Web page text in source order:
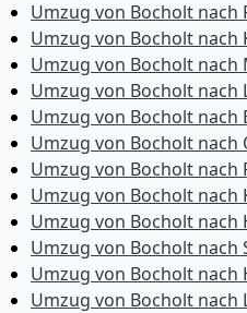
Umzug von Bocholt nach
Umzug von Bocholt nach
Umzug von Bocholt nach
Umzug von Bocholt nach
Umzug von Bocholt nach
Umzug von Bocholt nach
Umzug von Bocholt nach
Umzug von Bocholt nach
Umzug von Bocholt nach
Umzug von Bocholt nach
Umzug von Bocholt nach
Umzug von Bocholt nach